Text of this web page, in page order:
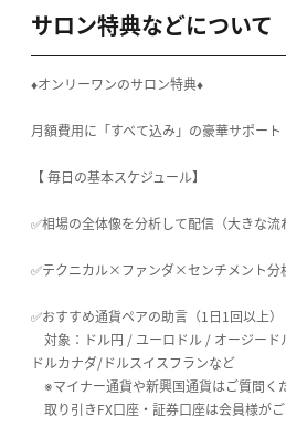
サロン特典などについて
♦オンリーワンのサロン特典♦
月額費用に「すべて込み」の豪華サポート
【 毎日の基本スケジュール】
✅相場の全体像を分析して配信（大きな流
✅テクニカル×ファンダ×センチメント分
✅おすすめ通貨ペアの助言（1日1回以上）
対象：ドル円 / ユーロドル / オージー
ドルカナダ/ドルスイスフランなど
※マイナー通貨や新興国通貨はご質問く
取り引きFX口座・証券口座は会員様が